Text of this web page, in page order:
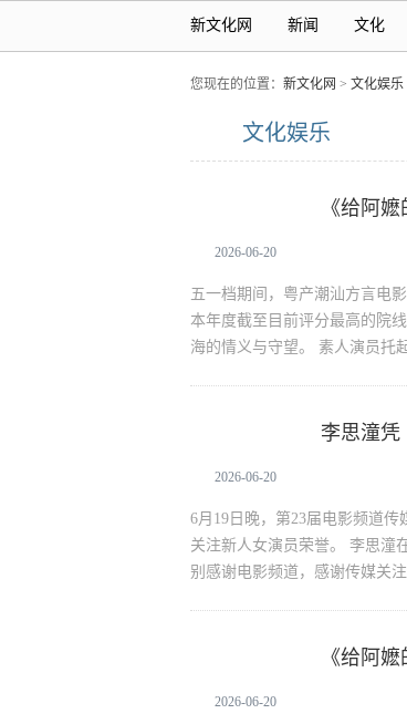
新文化网 新闻 文化
您现在的位置： 新文化网 > 文化娱乐
文化娱乐
《给阿
枝”2026-06-20
五一档期间，粤产潮汕方言电
本年度截至目前评分最高的院
海的情义与守望。 素人演员托
李思潼凭
“谢南枝”
2026-06-20
6月19日晚，第23届电影频道
关注新人女演员荣誉。 李思潼
别感谢电影频道，感谢传媒关
《给阿
言传递情感
2026-06-20